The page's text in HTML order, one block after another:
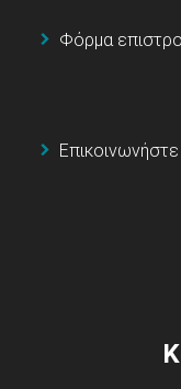
Φόρμα
Επικοινωνήστε